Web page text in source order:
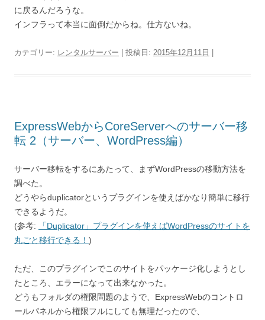
に戻るんだろうな。
インフラって本当に面倒だからね。仕方ないね。
カテゴリー: レンタルサーバー | 投稿日: 2015年12月11日
ExpressWebからCoreServerへのサーバー移
転 2（サーバー、WordPress編）
サーバー移転をするにあたって、まずWordPressの移動方法を
調べた。
どうやらduplicatorというプラグインを使えばかなり簡単に移行
できるようだ。
(参考:
「Duplicator」プラグインを使えばWordPressのサイトを
丸ごと移行できる！ )
ただ、このプラグインでこのサイトをパッケージ化しようとし
たところ、エラーになって出来なかった。
どうもフォルダの権限問題のようで、ExpressWebのコントロ
ールパネルから権限フルにしても無理だったので、